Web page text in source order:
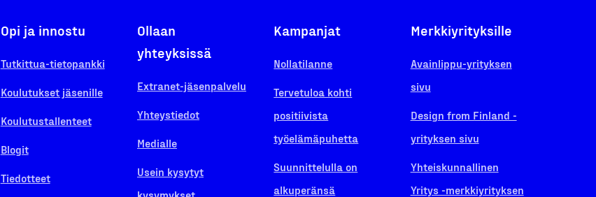
Opi ja innostu
Tutkittua-tietopankki
Koulutukset jäsenille
Koulutustallenteet
Blogit
Tiedotteet
Ollaan
yhteyksissä
Extranet-jäsenpalvelu
Yhteystiedot
Medialle
Usein kysytyt
Kampanjat
Nollatilanne
Tervetuloa kohti
positiivista
työelämäpuhetta
Suunnittelulla on
alkuperänsä
Merkkiyrityksille
Avainlippu-yrityksen
sivu
Design from Finland -
yrityksen sivu
Yhteiskunnallinen
Yritys -merkkiyrityksen